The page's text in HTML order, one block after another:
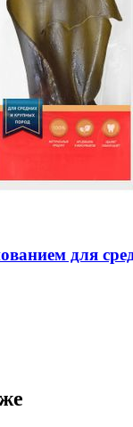
для